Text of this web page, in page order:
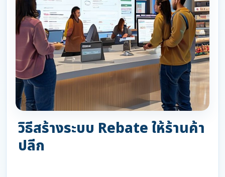
วิธีสร้างระบบ Rebate ให้ร้านค้า
ปลีก